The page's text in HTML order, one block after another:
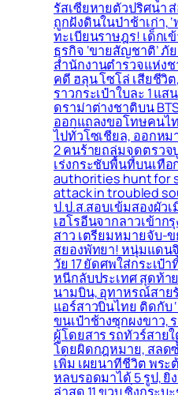
รัสเซียหายตัวปริศนา
ถูกฝังดินในป่าช้าเก่า,
ทะเบียนราษฎร! เด็กเ
ธุรกิจ ‘ขายสัญชาติ’ ภั
สำนักงานตำรวจแห่ง
คดี ฮลุน โซโล่ เสียชีวิ
ราวกระเป๋าใบละ 1 แ
ดราม่าต่างชาติบน
ออกแถลงขอโทษคนไ
ไปทั่วโซเชียล, ออกหม
2 คนร้ายถล่มจุดตรวจ
เร่งกระชับพื้่นที่บนเทือ
authorities hunt for
attack in troubled
ป.ป.ส.สอบเข้มสองผัว
เฮโรอีนจากลาวเข้าก
สาว เตรียมหมายจับ-
สยองพัทยา! หนุ่มแดน
วัย 17 ยัดศพใส่กระเป๋
หนีกลับประเทศ สุดท้า
นามบิน, อุทาหรณ์สาย
แอร์สาวบินไทย ติดกับ
ขนเป๋าช้างซุกผงขาว,
ผู้โดยสาร รถทัวร์สาย
โดยผิดกฎหมาย, สลด
เพิ่ม เผยนาทีชีวิต พร
หลบรอดมาได้ 5 รูป, ยิ่